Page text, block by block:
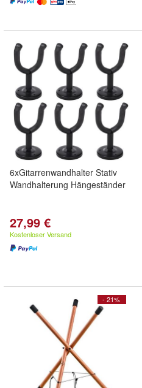
6xGitarrenwandhalter Stativ
Wandhalterung Hängeständer
27,99 €
Kostenloser Versand
- 21%